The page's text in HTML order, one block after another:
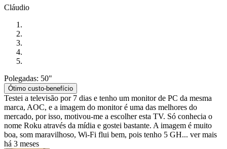
Cláudio
Polegadas: 50"
Ótimo custo-benefício
Testei a televisão por 7 dias e tenho um monitor de PC da mesma
marca, AOC, e a imagem do monitor é uma das melhores do
mercado, por isso, motivou-me a escolher esta TV. Só conhecia o
nome Roku através da mídia e gostei bastante. A imagem é muito
boa, som maravilhoso, Wi-Fi flui bem, pois tenho 5 GH... ver mais
há 3 meses